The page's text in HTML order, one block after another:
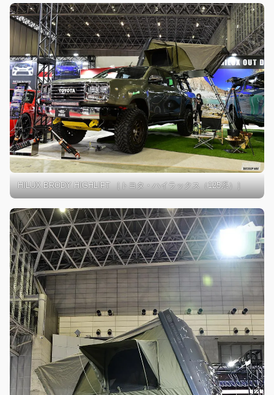
HILUX BRODY HIGHLIFT ［トヨタ・ハイラックス（125系）］